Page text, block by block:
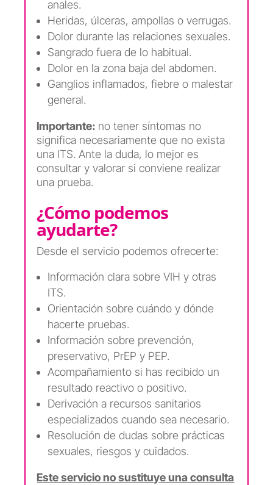
anales.
Heridas, úlceras, ampollas o verrugas.
Dolor durante las relaciones sexuales.
Sangrado fuera de lo habitual.
Dolor en la zona baja del abdomen.
Ganglios inflamados, fiebre o malestar
general.
Importante: no tener síntomas no
significa necesariamente que no exista
una ITS. Ante la duda, lo mejor es
consultar y valorar si conviene realizar
una prueba.
¿Cómo podemos
ayudarte?
Desde el servicio podemos ofrecerte:
Información clara sobre VIH y otras
ITS.
Orientación sobre cuándo y dónde
hacerte pruebas.
Información sobre prevención,
preservativo, PrEP y PEP.
Acompañamiento si has recibido un
resultado reactivo o positivo.
Derivación a recursos sanitarios
especializados cuando sea necesario.
Resolución de dudas sobre prácticas
sexuales, riesgos y cuidados.
Este servicio no sustituye una consulta